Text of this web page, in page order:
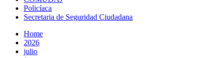
Policíaca
Secretaria de Seguridad Ciudadana
Home
2026
julio